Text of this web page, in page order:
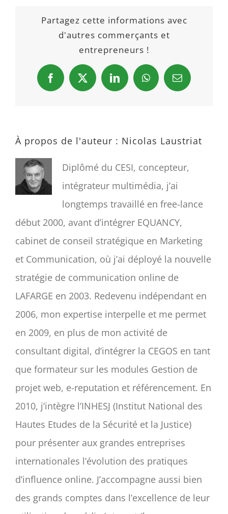
Partagez cette informations avec
d'autres commerçants et
entrepreneurs !
Facebook
X LinkedInWhatsAppEmail
À propos de l'auteur : Nicolas Laustriat
Diplômé du CESI, concepteur,
intégrateur multimédia, j’ai
longtemps travaillé en free-lance
début 2000, avant d’intégrer EQUANCY,
cabinet de conseil stratégique en Marketing
et Communication, où j’ai déployé la nouvelle
stratégie de communication online de
LAFARGE en 2003. Redevenu indépendant en
2006, mon expertise interpelle et me permet
en 2009, en plus de mon activité de
consultant digital, d’intégrer la CEGOS en tant
que formateur sur les modules Gestion de
projet web, e-reputation et référencement. En
2010, j’intègre l’INHESJ (Institut National des
Hautes Etudes de la Sécurité et la Justice)
pour présenter aux grandes entreprises
internationales l’évolution des pratiques
d’influence online. J’accompagne aussi bien
des grands comptes dans l’excellence de leur